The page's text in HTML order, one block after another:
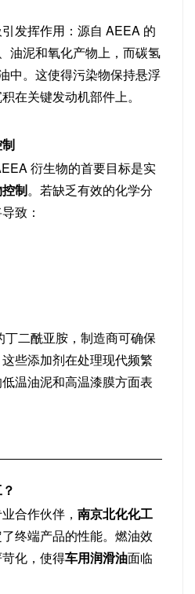
发挥作用：源自 AEEA 的
油泥和氧化产物上，而碳氢
中。这使得污染物保持悬浮
在关键发动机部件上。
衍生物的首要目标是实
制。若缺乏有效的化学分
致：
二酰亚胺，制造商可确保
些添加剂在处理现代频繁
温油泥和高温漆膜方面表
合作伙伴，南京北化化工
终端产品的性能。燃油效
化，使得车用润滑油面临